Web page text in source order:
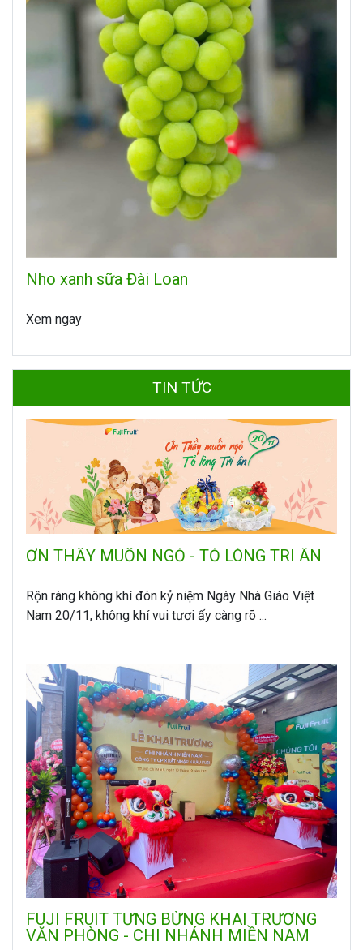
Nho xanh sữa Đài Loan
Xem ngay
TIN TỨC
ƠN THẦY MUỐN NGỎ - TỎ LÒNG TRI ÂN
Rộn ràng không khí đón kỷ niệm Ngày Nhà Giáo Việt
Nam 20/11, không khí vui tươi ấy càng rõ ...
FUJI FRUIT TƯNG BỪNG KHAI TRƯƠNG
VĂN PHÒNG - CHI NHÁNH MIỀN NAM